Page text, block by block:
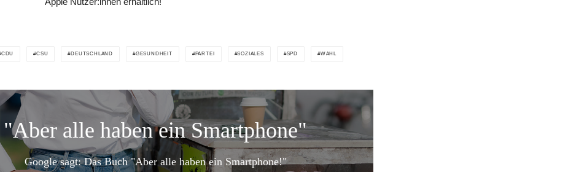
CDU CSU DEUTSCHLAND GESUNDHEIT PARTEI SOZIALES SPD WAHL
"Aber alle haben ein Smartphone"
Google sagt: Das Buch "Aber alle haben ein Smartphone!"